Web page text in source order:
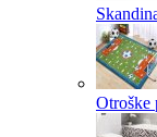
Otroške